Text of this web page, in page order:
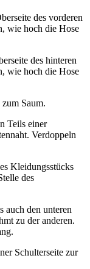
des vorderen
wie hoch die Hose
des hinteren
wie hoch die Hose
Saum.
Teils einer
Verdoppeln
Kleidungsstücks
des
auch den unteren
zu der anderen.
Schulterseite zur